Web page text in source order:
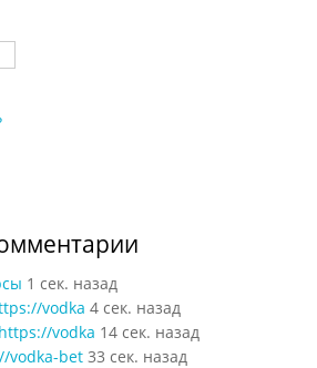
1 сек. назад
vodka 4 сек. назад
vodka 14 сек. назад
vodka-bet 33 сек. назад